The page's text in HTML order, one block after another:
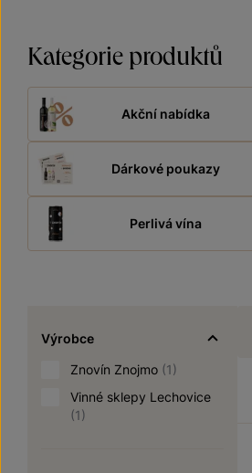
Kategorie produktů
Akční nabídka
Dárkové poukazy
Perlivá vína
Výrobce
Znovín Znojmo (1)
Vinné sklepy Lechovice
(1)